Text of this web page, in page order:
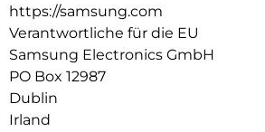
https://samsung.com
Verantwortliche für die EU
Samsung Electronics GmbH
PO Box 12987
Dublin
Irland